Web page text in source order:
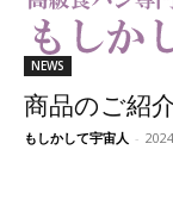
NEWS
商品のご紹介
もしかして宇宙人 -